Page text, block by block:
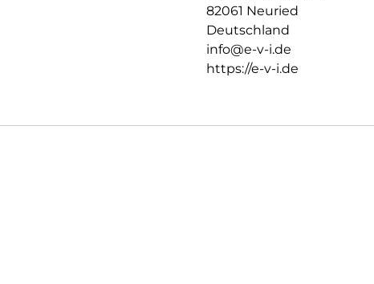
82061 Neuried
Deutschland
info@e-v-i.de
https://e-v-i.de